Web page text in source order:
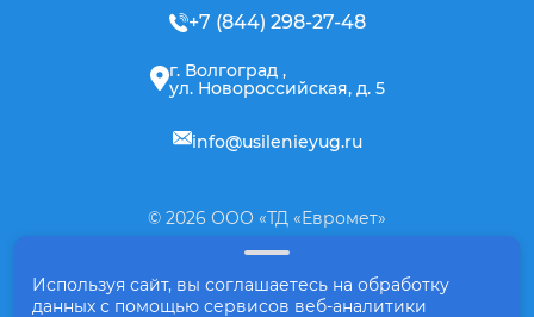
+7 (844) 298-27-48
г. Волгоград ,
ул. Новороссийская, д. 5
info@usilenieyug.ru
© 2026 ООО «ТД «Евромет»
Политика конфиденциальности
Используя сайт, вы соглашаетесь на обработку
данных с помощью сервисов веб-аналитики